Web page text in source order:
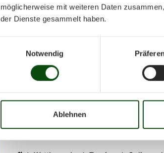
möglicherweise mit weiteren Daten
der Dienste gesammelt haben.
Notwendig
Ablehnen